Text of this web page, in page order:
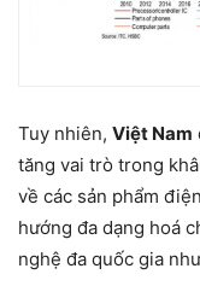
Tuy nhiên, Việt Nam
tăng vai trò trong
về các sản phẩm
hướng đa dạng hoá
nghệ đa quốc gia